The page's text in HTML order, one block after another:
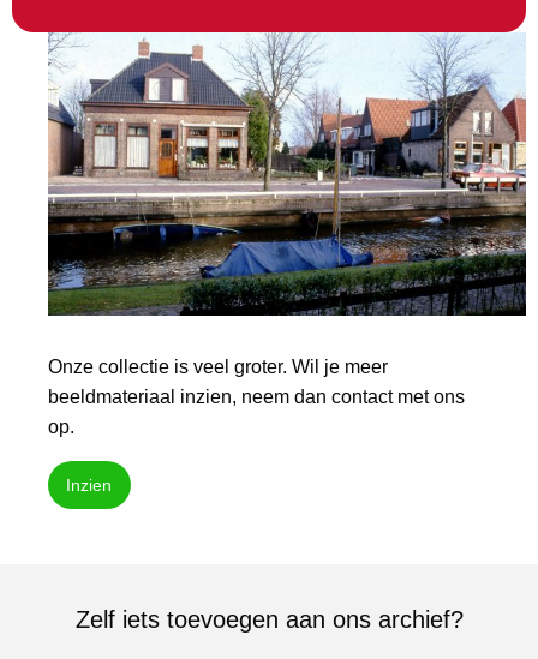
Onze collectie is veel groter. Wil je meer
beeldmateriaal inzien, neem dan contact met ons
op.
Inzien
Zelf iets toevoegen aan ons archief?